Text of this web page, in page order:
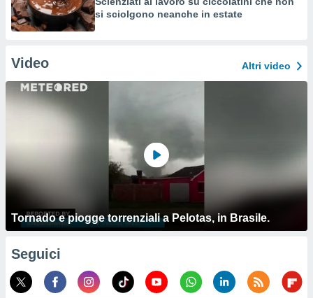
si sciolgono neanche in estate
Video Altri video
Tornado e piogge torrenziali a Pelotas, in Brasile.
Seguici